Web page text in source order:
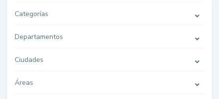
Categorías
Departamentos
Ciudades
Áreas